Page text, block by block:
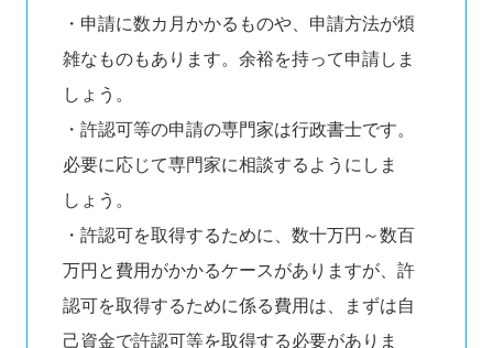
・申請に数カ月かかるものや、申請方法が煩
雑なものもあります。余裕を持って申請しま
しょう。
・許認可等の申請の専門家は行政書士です。
必要に応じて専門家に相談するようにしま
しょう。
・許認可を取得するために、数十万円～数百
万円と費用がかかるケースがありますが、許
認可を取得するために係る費用は、まずは自
己資金で許認可等を取得する必要がありま